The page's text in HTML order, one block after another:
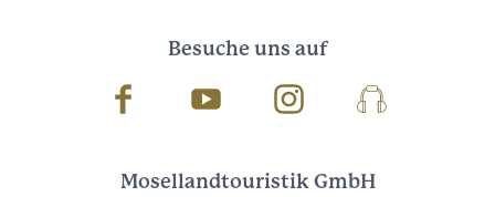
Besuche uns auf
Facebook Youtube InstagramPodcast
Mosellandtouristik GmbH